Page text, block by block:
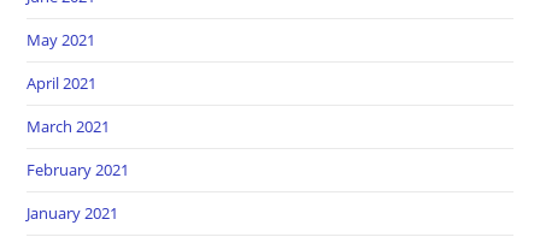
May 2021
April 2021
March 2021
February 2021
January 2021